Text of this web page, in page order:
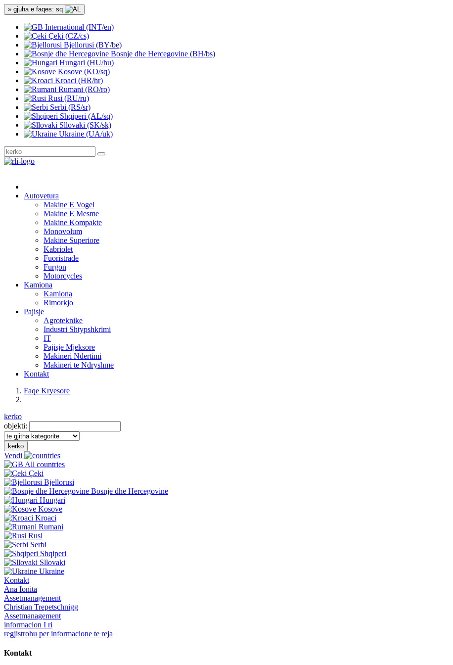
» gjuha e faqes: sq
International (INT/en)
Çeki (CZ/cs)
Bjellorusi (BY/be)
Bosnje dhe Hercegovine (BH/bs)
Hungari (HU/hu)
Kosove (KO/sq)
Kroaci (HR/hr)
Rumani (RO/ro)
Rusi (RU/ru)
Serbi (RS/sr)
Shqiperi (AL/sq)
Sllovaki (SK/sk)
Ukraine (UA/uk)
Autovetura
Makine E Vogel
Makine E Mesme
Makine Kompakte
Monovolum
Makine Superiore
Kabriolet
Fuoristrade
Furgon
Motorcycles
Kamiona
Kamiona
Rimorkjo
Pajisje
Agroteknike
Industri Shtypshkrimi
IT
Pajisje Mjeksore
Makineri Ndertimi
Makineri te Ndryshme
Kontakt
Faqe Kryesore
kerko
objekti:
kerko
Vendi
All countries
Çeki
Bjellorusi
Bosnje dhe Hercegovine
Hungari
Kosove
Kroaci
Rumani
Rusi
Serbi
Shqiperi
Sllovaki
Ukraine
Kontakt
Ana Ionita
Assetmanagement
Christian Trepetschnigg
Assetmanagement
informacion I ri
regjistrohu per informacione te reja
Kontakt